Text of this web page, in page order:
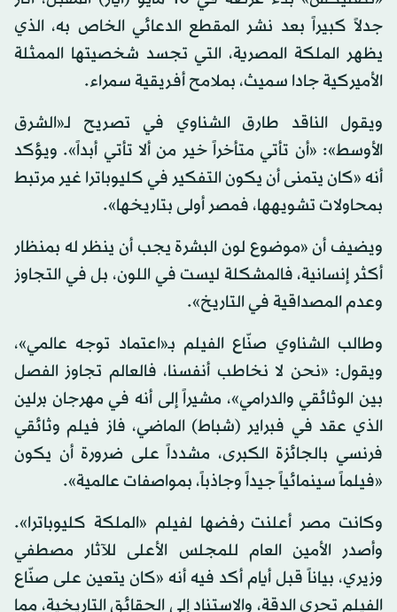
جدلاً كبيراً بعد نشر المقطع الدعائي الخاص به، الذي
يظهر الملكة المصرية، التي تجسد شخصيتها الممثلة
الأميركية جادا سميث، بملامح أفريقية سمراء.
ويقول الناقد طارق الشناوي في تصريح لـ«الشرق
الأوسط»: «أن تأتي متأخراً خير من ألا تأتي أبداً». ويؤكد
أنه «كان يتمنى أن يكون التفكير في كليوباترا غير مرتبط
بمحاولات تشويهها، فمصر أولى بتاريخها».
ويضيف أن «موضوع لون البشرة يجب أن ينظر له بمنظار
أكثر إنسانية، فالمشكلة ليست في اللون، بل في التجاوز
وعدم المصداقية في التاريخ».
وطالب الشناوي صنّاع الفيلم بـ«اعتماد توجه عالمي»،
ويقول: «نحن لا نخاطب أنفسنا، فالعالم تجاوز الفصل
بين الوثائقي والدرامي»، مشيراً إلى أنه في مهرجان برلين
الذي عقد في فبراير (شباط) الماضي، فاز فيلم وثائقي
فرنسي بالجائزة الكبرى، مشدداً على ضرورة أن يكون
«فيلماً سينمائياً جيداً وجاذباً، بمواصفات عالمية».
وكانت مصر أعلنت رفضها لفيلم «الملكة كليوباترا».
وأصدر الأمين العام للمجلس الأعلى للآثار مصطفي
وزيري، بياناً قبل أيام أكد فيه أنه «كان يتعين على صنّاع
الفيلم تحري الدقة، والاستناد إلى الحقائق التاريخية، مما